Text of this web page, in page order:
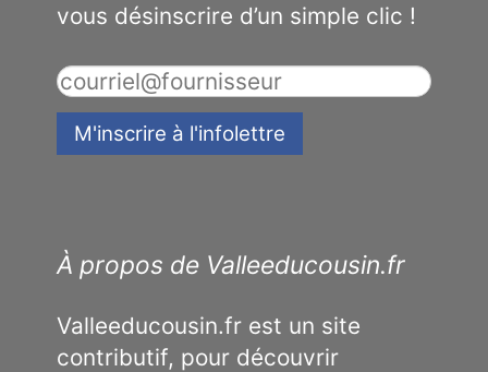
vous désinscrire d’un simple clic !
À propos de Valleeducousin.fr
Valleeducousin.fr est un site
contributif, pour découvrir